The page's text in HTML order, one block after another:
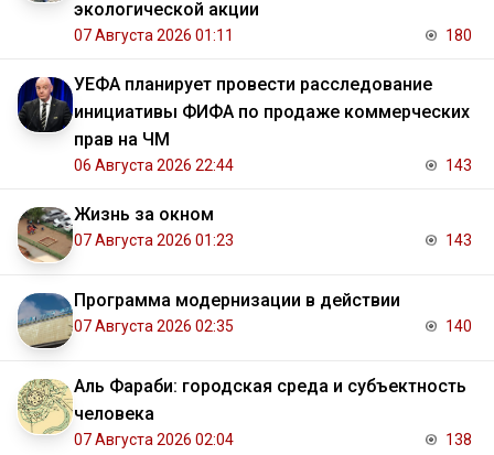
экологической акции
07 Августа 2026 01:11 180
УЕФА планирует провести расследование
инициативы ФИФА по продаже коммерческих
прав на ЧМ
06 Августа 2026 22:44 143
Жизнь за окном
07 Августа 2026 01:23 143
Программа модернизации в действии
07 Августа 2026 02:35 140
Аль Фараби: городская среда и субъектность
человека
07 Августа 2026 02:04 138